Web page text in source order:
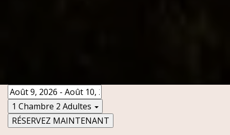
1 Chambre 2 Adultes
RÉSERVEZ MAINTENANT